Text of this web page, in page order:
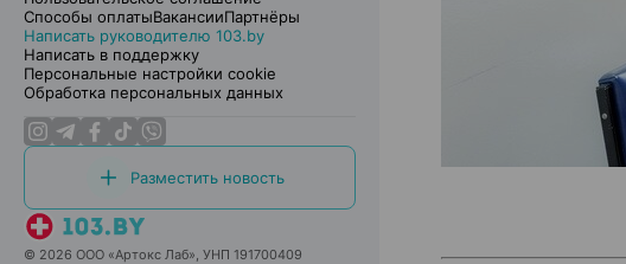
Способы оплатыВакансииПартнёры
Написать руководителю 103.by
Написать в поддержку
Персональные настройки cookie
Обработка персональных данных
Разместить новость
© 2026 ООО «Артокс Лаб», УНП 191700409